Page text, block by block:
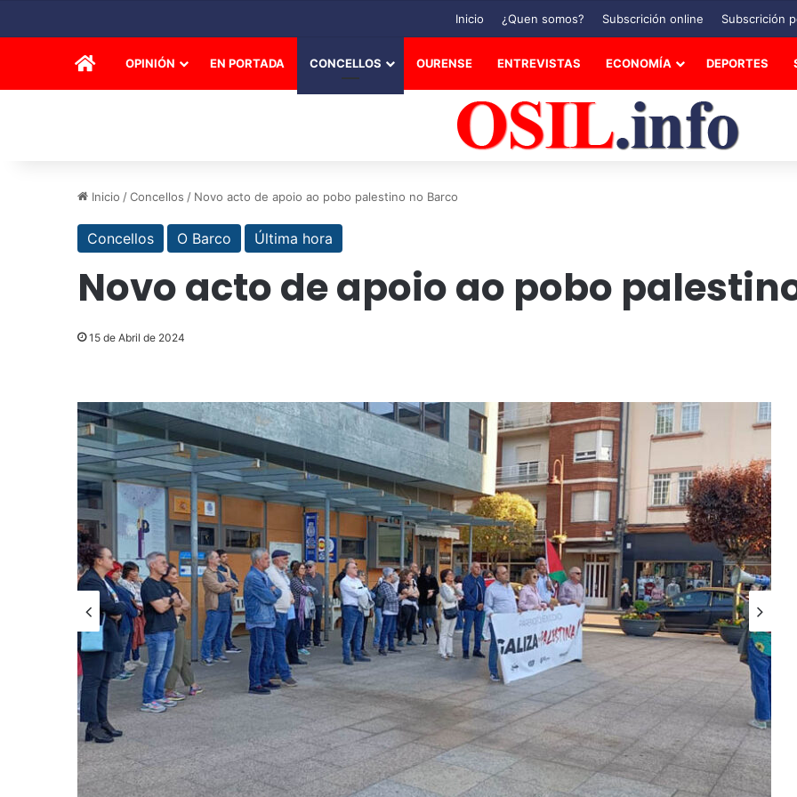
Inicio ¿Quen somos? Subscrición online Subscrición
INICIOOPINIÓN EN PORTADA CONCELLOS OURENSE ENTREVISTAS ECONOMÍA DEPORTES
Inicio /Concellos / Novo acto de apoio ao pobo palestino no Barco
Concellos O Barco Última hora
Novo acto de apoio ao pobo
15 de Abril de 2024